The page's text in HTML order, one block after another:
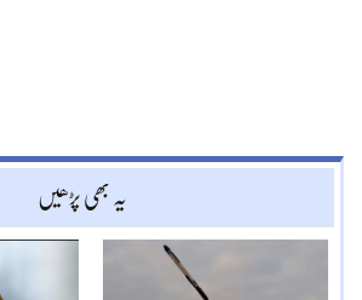
یہ بھی پڑھیں